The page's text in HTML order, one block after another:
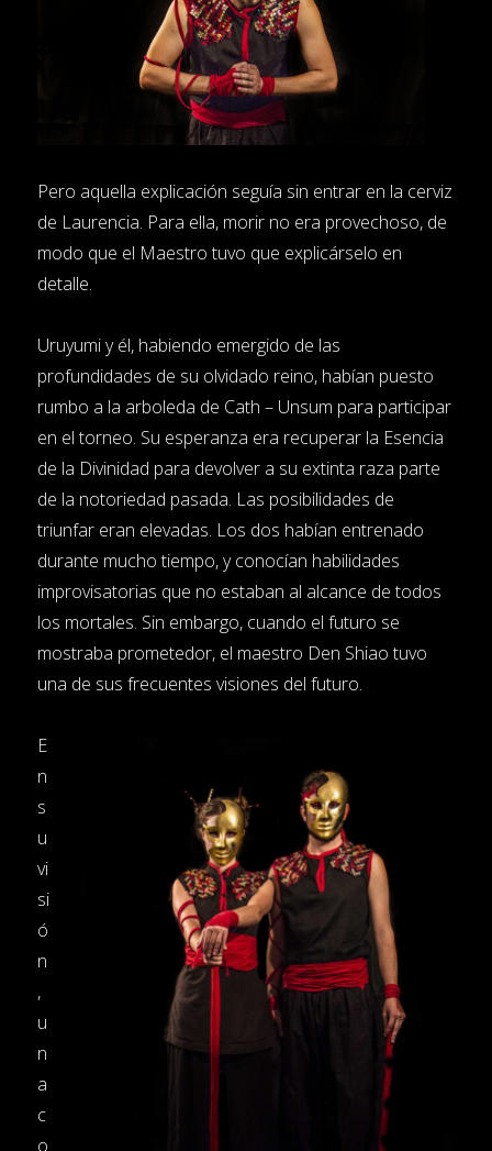
Pero aquella explicación seguía sin entrar en la cerviz
de Laurencia. Para ella, morir no era provechoso, de
modo que el Maestro tuvo que explicárselo en
detalle.
Uruyumi y él, habiendo emergido de las
profundidades de su olvidado reino, habían puesto
rumbo a la arboleda de Cath – Unsum para participar
en el torneo. Su esperanza era recuperar la Esencia
de la Divinidad para devolver a su extinta raza parte
de la notoriedad pasada. Las posibilidades de
triunfar eran elevadas. Los dos habían entrenado
durante mucho tiempo, y conocían habilidades
improvisatorias que no estaban al alcance de todos
los mortales. Sin embargo, cuando el futuro se
mostraba prometedor, el maestro Den Shiao tuvo
una de sus frecuentes visiones del futuro.
E
n
s
u
vi
si
ó
n
,
u
n
a
c
o